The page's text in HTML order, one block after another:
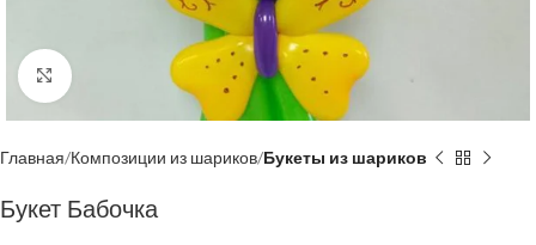
Нажмите, чтобы увеличить
Главная Композиции из шариков Букеты из шариков
Букет Бабочка